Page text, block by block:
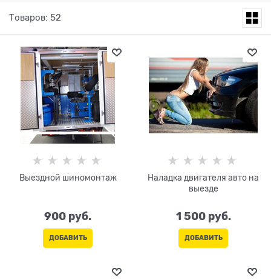
Товаров: 52
Выездной шиномонтаж
900 руб.
ДОБАВИТЬ
Наладка двигателя авто на
выезде
1 500 руб.
ДОБАВИТЬ